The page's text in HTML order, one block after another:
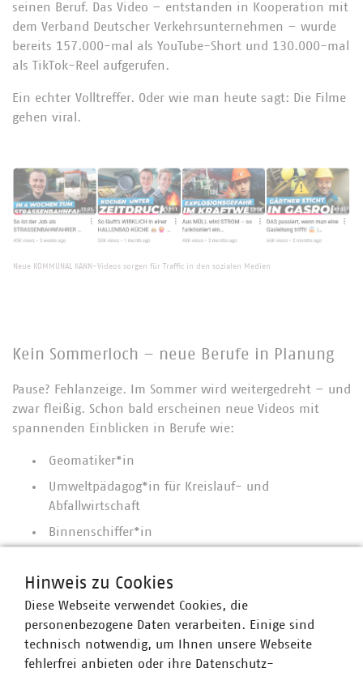
seinen Beruf. Das Video – entstanden in Kooperation mit
dem Verband Deutscher Verkehrsunternehmen – wurde
bereits 157.000-mal als YouTube-Short und 130.000-mal
als TikTok-Reel aufgerufen.
Ein echter Volltreffer. Oder wie man heute sagt: Die Filme
gehen viral.
Neue KOMMUNAL KANN-Videos sorgen für Traffic in den sozialen Medien
Kein Sommerloch – neue Berufe in Planung
Pause? Fehlanzeige. Im Sommer wird weitergedreht – und
zwar fleißig. Schon bald erscheinen neue Videos mit
spannenden Einblicken in Berufe wie:
Geomatiker*in
Umweltpädagog*in für Kreislauf- und
Abfallwirtschaft
Binnenschiffer*in
Und weil KOMMUNAL KANN mehr ist als nur
Berufsinformation, sondern auch für Vielfalt und gelebte
Diversität in der Branche steht, ist das Team am Samstag
beim CSD in Hamburg mit dabei – nicht als Gäste,
sondern gemeinsam mit den Entsorgern der
Hinweis zu Cookies
Diese Webseite verwendet Cookies, die
personenbezogene Daten verarbeiten. Einige sind
technisch notwendig, um Ihnen unsere Webseite
fehlerfrei anbieten oder ihre Datenschutz-